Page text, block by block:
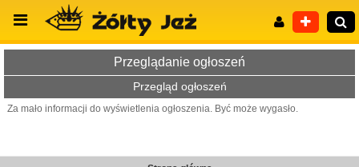
Przeglądanie ogłoszeń
Przegląd ogłoszeń
Za mało informacji do wyświetlenia ogłoszenia. Być może wygasło.